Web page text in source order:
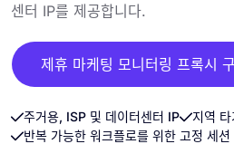
센터 IP를 제공합니다.
제휴 마케팅 모니터링 프록시
주거용, ISP 및 데이터센터 IP
지역
반복 가능한 워크플로를 위한 고정 세션